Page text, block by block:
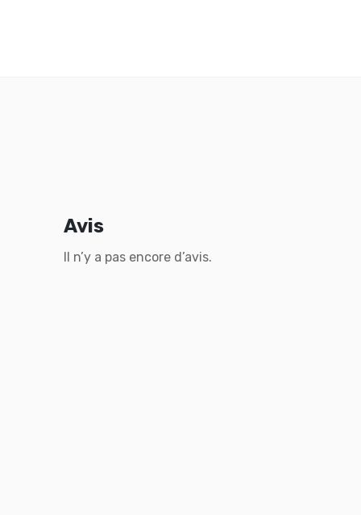
Avis
Il n’y a pas encore d’avis.